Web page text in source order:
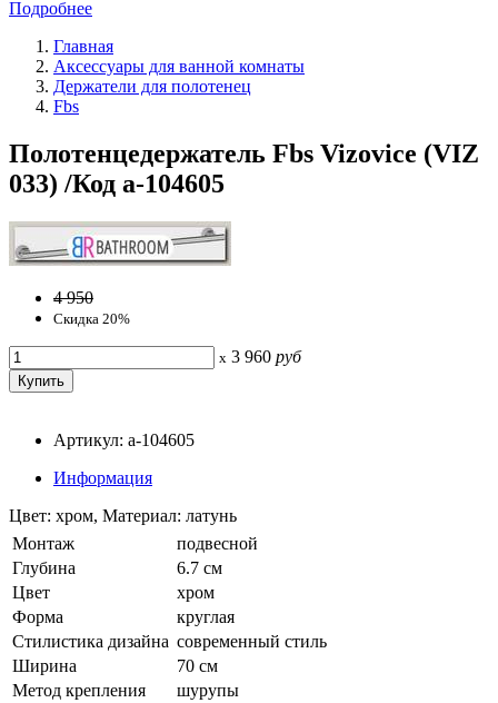
Подробнее
Главная
Аксессуары для ванной комнаты
Держатели для полотенец
Fbs
Полотенцедержатель Fbs Vizovice (VIZ
033) /Код a-104605
4 950
Скидка 20%
x 3 960 руб
Артикул: a-104605
Информация
Цвет: хром, Материал: латунь
Монтаж
подвесной
Глубина
6.7 см
Цвет
хром
Форма
круглая
Стилистика дизайна современный стиль
Ширина
70 см
Метод крепления
шурупы